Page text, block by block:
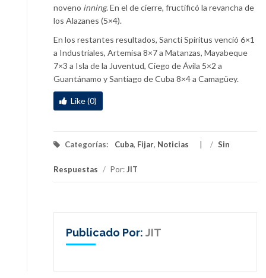
noveno inning. En el de cierre, fructificó la revancha de
los Alazanes (5×4).
En los restantes resultados, Sancti Spíritus venció 6×1
a Industriales, Artemisa 8×7 a Matanzas, Mayabeque
7×3 a Isla de la Juventud, Ciego de Ávila 5×2 a
Guantánamo y Santiago de Cuba 8×4 a Camagüey.
Like (0)
Categorías: Cuba, Fijar, Noticias / Sin
Respuestas / Por:JIT
Publicado Por: JIT